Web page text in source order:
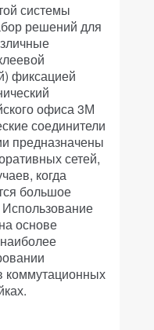
системы
решений для
фиксацией
офиса 3М
соединители
предназначены
сетей,
когда
большое
Использование
основе
коммутационных